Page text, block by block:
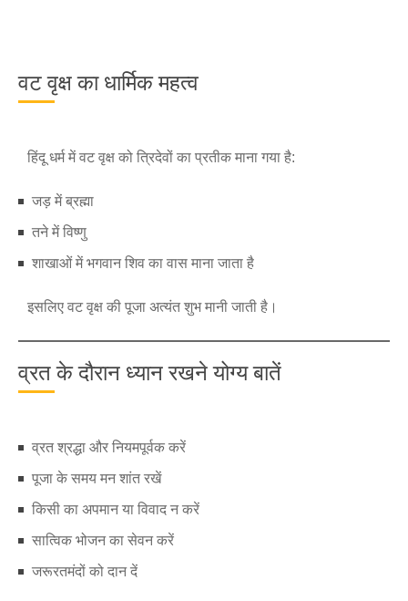
वट वृक्ष का धार्मिक महत्व
हिंदू धर्म में वट वृक्ष को त्रिदेवों का प्रतीक माना गया है:
जड़ में ब्रह्मा
तने में विष्णु
शाखाओं में भगवान शिव का वास माना जाता है
इसलिए वट वृक्ष की पूजा अत्यंत शुभ मानी जाती है।
व्रत के दौरान ध्यान रखने योग्य बातें
व्रत श्रद्धा और नियमपूर्वक करें
पूजा के समय मन शांत रखें
किसी का अपमान या विवाद न करें
सात्विक भोजन का सेवन करें
जरूरतमंदों को दान दें